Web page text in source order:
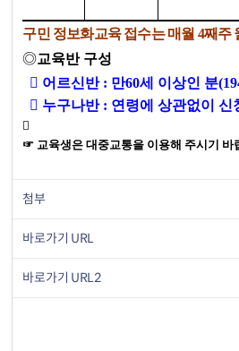
구민 정보화교육 접수는 매월 4째주
◎교육반 구성
 어르신반 : 만60세 이상인 분
 누구나반 : 연령에 상관없이 신

☞ 교육생은 대중교통을 이용해 주시기 바
첨부
바로가기 URL
바로가기 URL2